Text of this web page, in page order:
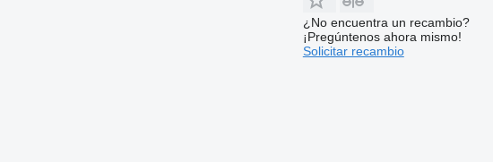
¿No encuentra un recambio?
¡Pregúntenos ahora mismo!
Solicitar recambio